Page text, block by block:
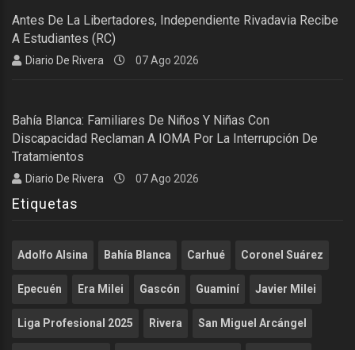
Antes De La Libertadores, Independiente Rivadavia Recibe
A Estudiantes (RC)
Diario De Rivera 07 Ago 2026
Bahía Blanca: Familiares De Niños Y Niñas Con
Discapacidad Reclaman A IOMA Por La Interrupción De
Tratamientos
Diario De Rivera 07 Ago 2026
Etiquetas
Adolfo Alsina Bahía Blanca Carhué Coronel Suárez
Epecuén Era Milei Gascón Guaminí Javier Milei
Liga Profesional 2025 Rivera San Miguel Arcángel